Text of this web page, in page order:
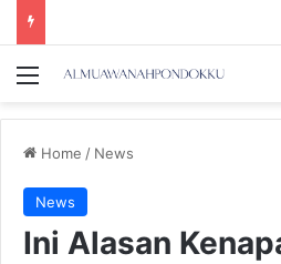
Menu
Home / News
News
Ini Alasan